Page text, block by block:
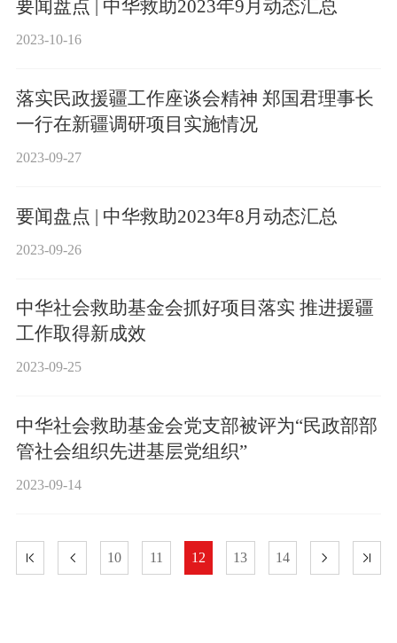
要闻盘点 | 中华救助2023年9月动态汇总
2023-10-16
落实民政援疆工作座谈会精神 郑国君理事长
一行在新疆调研项目实施情况
2023-09-27
要闻盘点 | 中华救助2023年8月动态汇总
2023-09-26
中华社会救助基金会抓好项目落实 推进援疆
工作取得新成效
2023-09-25
中华社会救助基金会党支部被评为“民政部部
管社会组织先进基层党组织”
2023-09-14
10 11 12 13 14